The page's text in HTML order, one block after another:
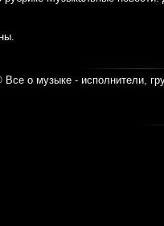
Все о музыке - исполнители,